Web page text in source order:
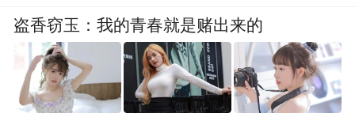
盗香窃玉：我的青春就是赌出来的